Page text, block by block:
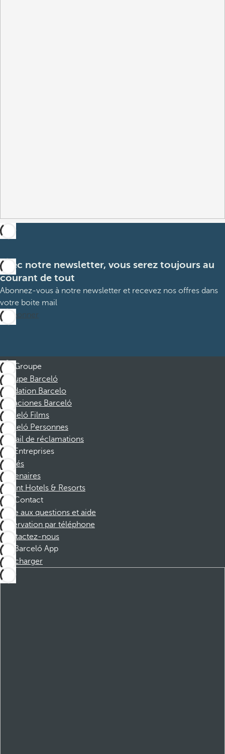
Avec notre newsletter, vous serez toujours au
courant de tout
Abonnez-vous à notre newsletter et recevez nos offres dans
votre boite mail
M’abonner
Groupe
Groupe Barceló
Fondation Barcelo
Vacaciones Barceló
Barceló Films
Barceló Personnes
Portail de réclamations
Entreprises
Affiliés
Partenaires
Dorint Hotels & Resorts
Contact
Foire aux questions et aide
Réservation par téléphone
Contactez-nous
Barceló App
Télécharger